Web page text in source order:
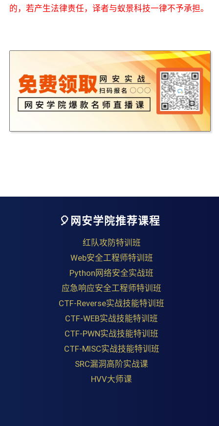
的，若产生法律责任，译者与蚁景科技一律不予承担。
🎈网安学院推荐课程
红队攻防特训班
Web安全工程师特训班
Python网络安全实战班
应急响应安全工程师特训班
CTF-Reverse实战技能特训班
CTF-WEB实战技能特训班
CTF-PWN实战技能特训班
CTF-MISC实战技能特训班
SRC漏洞高阶实战课
HVV大师课